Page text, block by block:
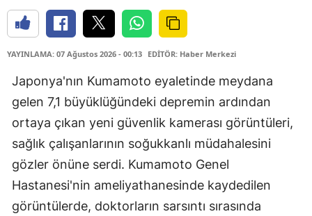
YAYINLAMA: 07 Ağustos 2026 - 00:13 EDİTÖR: Haber Merkezi
Japonya'nın Kumamoto eyaletinde meydana
gelen 7,1 büyüklüğündeki depremin ardından
ortaya çıkan yeni güvenlik kamerası görüntüleri,
sağlık çalışanlarının soğukkanlı müdahalesini
gözler önüne serdi. Kumamoto Genel
Hastanesi'nin ameliyathanesinde kaydedilen
görüntülerde, doktorların sarsıntı sırasında